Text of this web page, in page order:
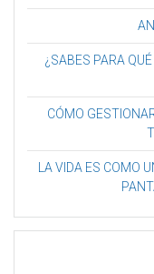
¿SABES PARA
CÓMO
LA VIDA ES COMO